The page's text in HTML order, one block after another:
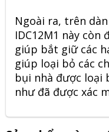
Ngoài ra, trên
IDC12M1 này
giúp bắt giữ các
giúp loại bỏ các
bụi nhà được loại
như đã được xác